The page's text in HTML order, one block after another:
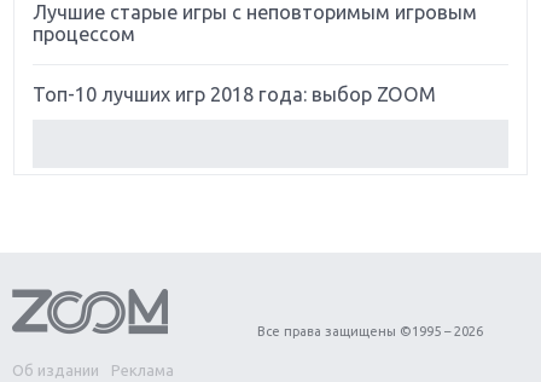
Лучшие старые игры с неповторимым игровым
процессом
Топ-10 лучших игр 2018 года: выбор ZOOM
Обзор игры Forza Horizon 4: вершина эволюции
Об издании
Реклама
Все права защищены ©1995 – 2026